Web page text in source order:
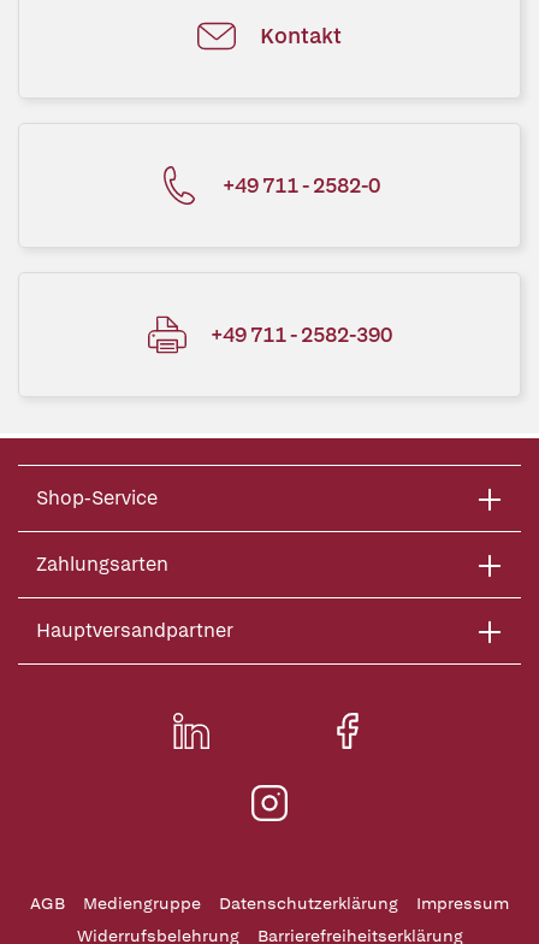
Kontakt
+49 711 - 2582-0
+49 711 - 2582-390
Shop-Service
Zahlungsarten
Hauptversandpartner
AGB Mediengruppe Datenschutzerklärung
Impressum
Widerrufsbelehrung
Barrierefreiheitserklärung